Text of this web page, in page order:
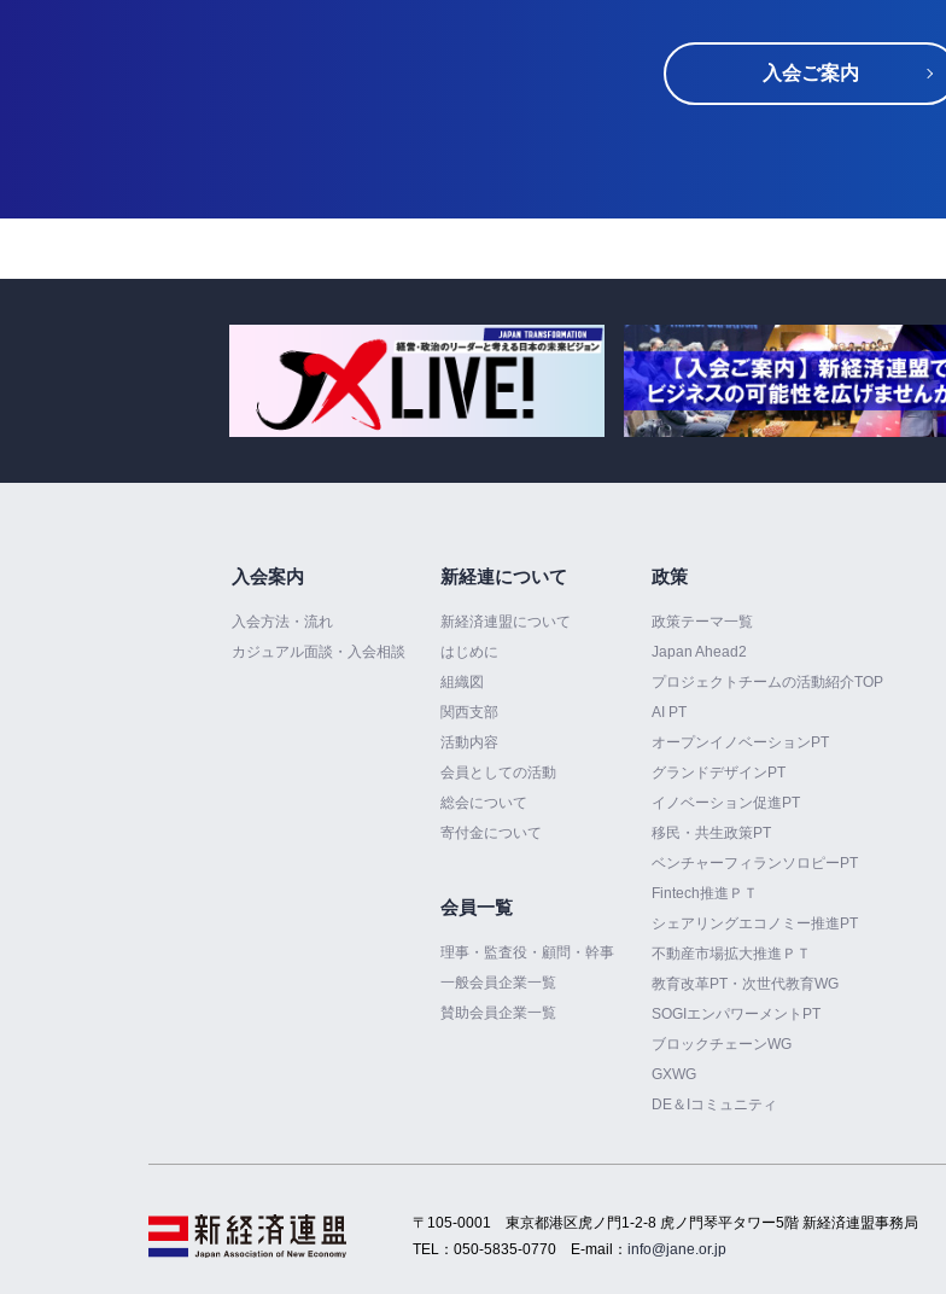
入会ご案内
入会案内
入会方法・流れ
カジュアル面談・入会相談
新経連について
新経済連盟について
はじめに
組織図
関西支部
活動内容
会員としての活動
総会について
寄付金について
会員一覧
理事・監査役・顧問・幹事
一般会員企業一覧
賛助会員企業一覧
政策
政策テーマ一覧
Japan Ahead2
プロジェクトチームの活動紹介TOP
AI PT
オープンイノベーションPT
グランドデザインPT
イノベーション促進PT
移民・共生政策PT
ベンチャーフィランソロピーPT
Fintech推進ＰＴ
シェアリングエコノミー推進PT
不動産市場拡大推進ＰＴ
教育改革PT・次世代教育WG
SOGIエンパワーメントPT
ブロックチェーンWG
GXWG
DE＆Iコミュニティ
〒105-0001 東京都港区虎ノ門1-2-8 虎ノ門琴平タワー5階 新経済連盟事務局
TEL： 050-5835-0770E-mail： info@jane.or.jp